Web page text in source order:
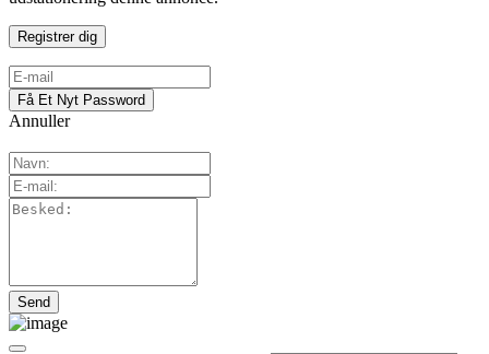
Annuller